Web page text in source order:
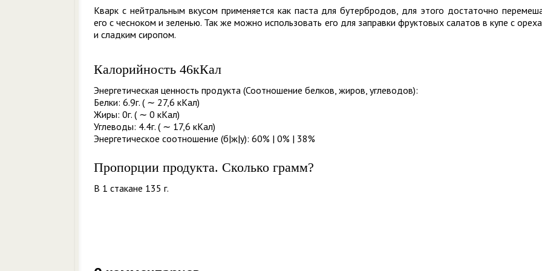
Кварк с нейтральным вкусом применяется как паста для бутербродов, для этого достаточно
его с чесноком и зеленью. Так же можно использовать его для заправки фруктовых салатов в купе с
и сладким сиропом.
Калорийность 46кКал
Энергетическая ценность продукта (Соотношение белков, жиров, углеводов):
Белки: 6.9г. ( ∼ 27,6 кКал)
Жиры: 0г. ( ∼ 0 кКал)
Углеводы: 4.4г. ( ∼ 17,6 кКал)
Энергетическое соотношение (б|ж|у): 60% | 0% | 38%
Пропорции продукта. Сколько грамм?
В 1 стакане 135 г.